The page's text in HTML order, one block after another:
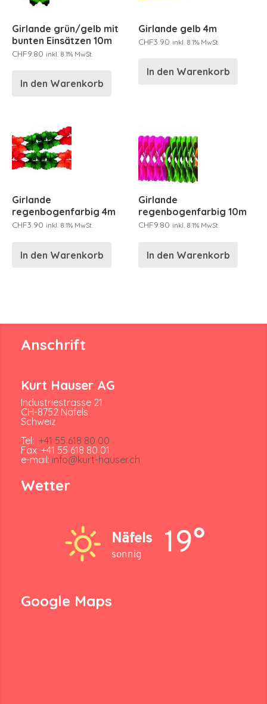
Girlande grün/gelb mit
bunten Einsätzen 10m
CHF9.80 inkl. 8.1% MwSt.
In den Warenkorb
Girlande gelb 4m
CHF3.90 inkl. 8.1% MwSt.
In den Warenkorb
Girlande
regenbogenfarbig 4m
CHF3.90 inkl. 8.1% MwSt.
In den Warenkorb
Girlande
regenbogenfarbig 10m
CHF9.80 inkl. 8.1% MwSt.
In den Warenkorb
Anschrift
Kurt Hauser AG
Industriestrasse 21
CH-8752 Näfels
Schweiz
Tel: +41 55 618 80 00
Fax: +41 55 618 80 01
e-mail: info@kurt-hauser.ch
Wetter
Näfels
sonnig 19°
Google Maps